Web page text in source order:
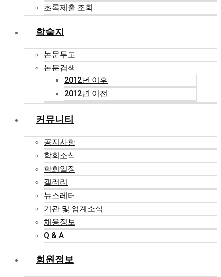
초록제출 조회
학술지
논문투고
논문검색
2012년 이후
2012년 이전
커뮤니티
공지사항
학회소식
학회일정
갤러리
뉴스레터
기관 및 업계소식
채용정보
Q & A
회원정보